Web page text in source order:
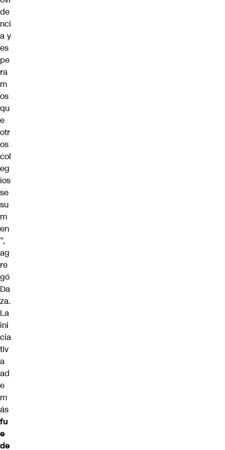
de
nci
a y
es
pe
ra
m
os
qu
e
otr
os
col
eg
ios
se
su
m
en
”,
ag
re
gó
Da
za.
La
ini
cia
tiv
a
ad
e
m
ás
fu
e
de